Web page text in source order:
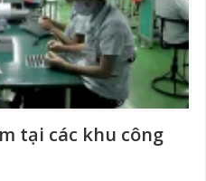
tại các khu công